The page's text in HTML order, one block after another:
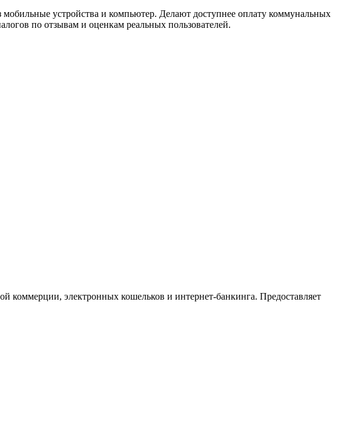
устройства и компьютер. Делают доступнее оплату коммунальных
по отзывам и оценкам реальных пользователей.
коммерции, электронных кошельков и интернет-банкинга. Предоставляет